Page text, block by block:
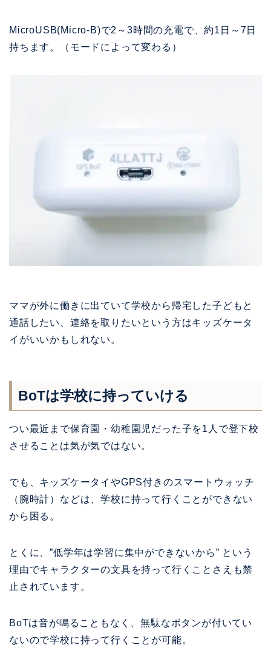
MicroUSB(Micro-B)で2～3時間の充電で、約1日～7日
持ちます。（モードによって変わる）
ママが外に働きに出ていて学校から帰宅した子どもと
通話したい、連絡を取りたいという方はキッズケータ
イがいいかもしれない。
BoTは学校に持っていける
つい最近まで保育園・幼稚園児だった子を1人で登下校
させることは気が気ではない。
でも、キッズケータイやGPS付きのスマートウォッチ
（腕時計）などは、学校に持って行くことができない
から困る。
とくに、”低学年は学習に集中ができないから” という
理由でキャラクターの文具を持って行くことさえも禁
止されています。
BoTは音が鳴ることもなく、無駄なボタンが付いてい
ないので学校に持って行くことが可能。